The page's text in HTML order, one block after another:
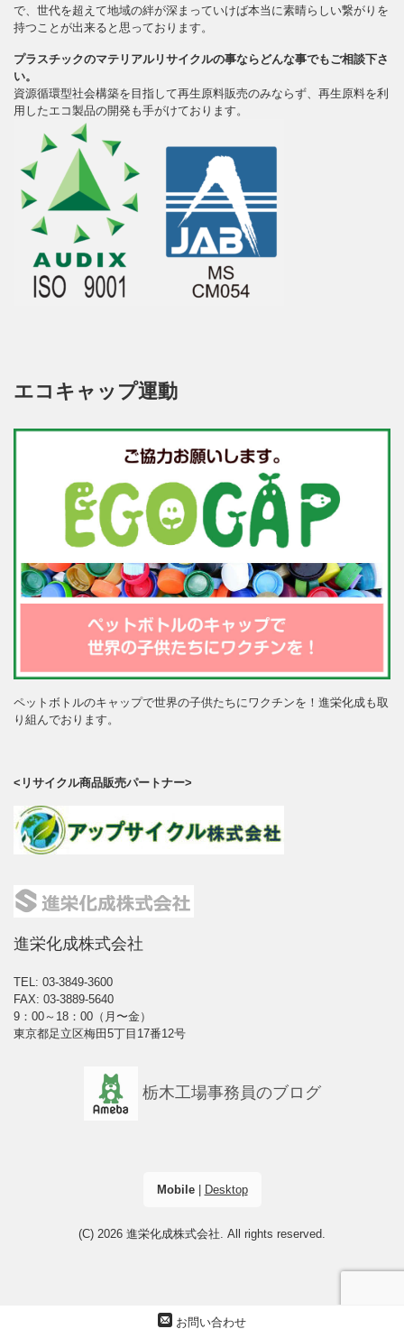
お問い合わせ
で、世代を超えて地域の絆が深まっていけば本当に素晴らしい繋がりを
持つことが出来ると思っております。
プラスチックのマテリアルリサイクルの事ならどんな事でもご相談下さ
い。
資源循環型社会構築を目指して再生原料販売のみならず、再生原料を利
用したエコ製品の開発も手がけております。
エコキャップ運動
ペットボトルのキャップで世界の子供たちにワクチンを！進栄化成も取
り組んでおります。
<リサイクル商品販売パートナー>
進栄化成株式会社
TEL: 03-3849-3600
FAX: 03-3889-5640
9：00～18：00（月〜金）
東京都足立区梅田5丁目17番12号
栃木工場事務員のブログ
Mobile| Desktop
(C) 2026 進栄化成株式会社. All rights reserved.